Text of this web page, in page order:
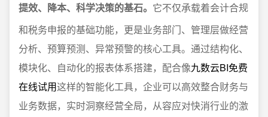
提效、降本、科学决策的基石。 它不仅承载着会计合规
和税务申报的基础功能，更是业务部门、管理层做经营
分析、预算预测、异常预警的核心工具。通过结构化、
模块化、自动化的报表体系搭建，配合像九数云BI免费
在线试用这样的智能化工具，企业可以高效整合财务与
业务数据，实时洞察经营全局，从容应对快消行业的激